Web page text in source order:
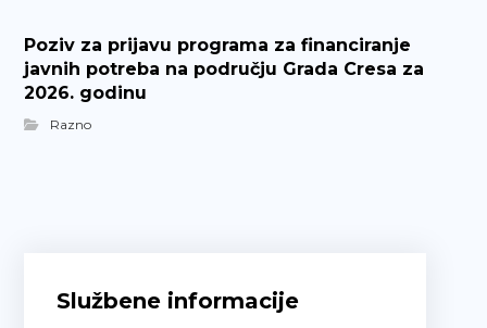
Poziv za prijavu programa za financiranje
javnih potreba na području Grada Cresa za
2026. godinu
Razno
Službene informacije